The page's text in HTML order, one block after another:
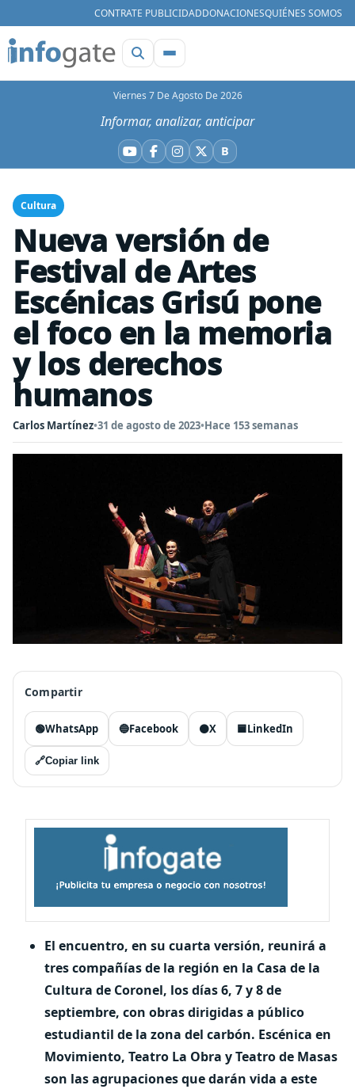
CONTRATE PUBLICIDADDONACIONESQUIÉNES SOMOS
Viernes 7 De Agosto De 2026
Informar, analizar, anticipar
YouTube
Facebook
Instagram
X BBluesky
Cultura
Nueva versión de
Festival de Artes
Escénicas Grisú pone
el foco en la memoria
y los derechos
humanos
Carlos Martínez•31 de agosto de 2023•Hace 153 semanas
Compartir
🟢WhatsApp 🔵Facebook ⚫X 🟦LinkedIn
🔗Copiar link
El encuentro, en su cuarta versión, reunirá a
tres compañías de la región en la Casa de la
Cultura de Coronel, los días 6, 7 y 8 de
septiembre, con obras dirigidas a público
estudiantil de la zona del carbón. Escénica en
Movimiento, Teatro La Obra y Teatro de Masas
son las agrupaciones que darán vida a este